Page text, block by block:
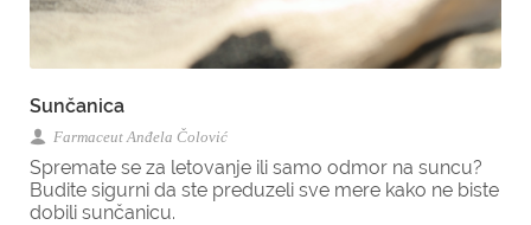
Sunčanica
Farmaceut Anđela Čolović
Spremate se za letovanje ili samo odmor na suncu?
Budite sigurni da ste preduzeli sve mere kako ne biste
dobili sunčanicu.